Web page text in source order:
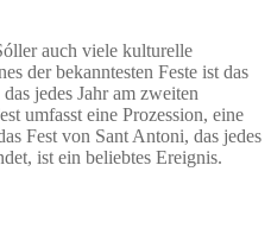
auch viele kulturelle
der bekanntesten Feste ist das
jedes Jahr am zweiten
umfasst eine Prozession, eine
Fest von Sant Antoni, das jedes
ist ein beliebtes Ereignis.